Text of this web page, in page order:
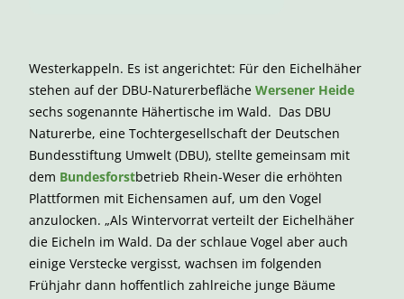
Westerkappeln. Es ist angerichtet: Für den Eichelhäher
stehen auf der DBU-Naturerbefläche Wersener Heide
sechs sogenannte Hähertische im Wald. Das DBU
Naturerbe, eine Tochtergesellschaft der Deutschen
Bundesstiftung Umwelt (DBU), stellte gemeinsam mit
dem Bundesforstbetrieb Rhein-Weser die erhöhten
Plattformen mit Eichensamen auf, um den Vogel
anzulocken. „Als Wintervorrat verteilt der Eichelhäher
die Eicheln im Wald. Da der schlaue Vogel aber auch
einige Verstecke vergisst, wachsen im folgenden
Frühjahr dann hoffentlich zahlreiche junge Bäume